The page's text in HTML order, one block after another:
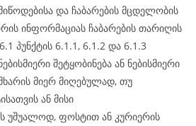
და ჩაბარების მცდელობის
ინფორმაციას ჩაბარების თარიღის
პუნქტის 6.1.1, 6.1.2 და 6.1.3
შეტყობინება ან ნებისმიერი
მიერ მიღებულად, თუ
ან მისი
უშუალოდ, ფოსტით ან კურიერის